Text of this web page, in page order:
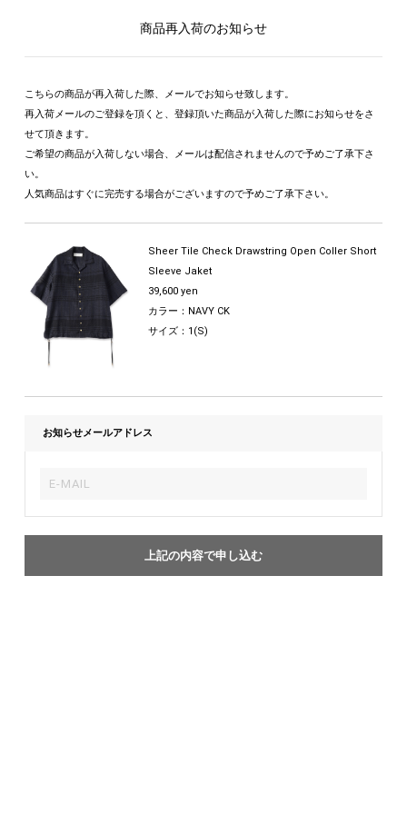
商品再入荷のお知らせ
こちらの商品が再入荷した際、メールでお知らせ致します。
再入荷メールのご登録を頂くと、登録頂いた商品が入荷した際にお知らせをさ
せて頂きます。
ご希望の商品が入荷しない場合、メールは配信されませんので予めご了承下さ
い。
人気商品はすぐに完売する場合がございますので予めご了承下さい。
Sheer Tile Check Drawstring Open Coller Short
Sleeve Jaket
39,600 yen
カラー：NAVY CK
サイズ：1(S)
お知らせメールアドレス
上記の内容で申し込む